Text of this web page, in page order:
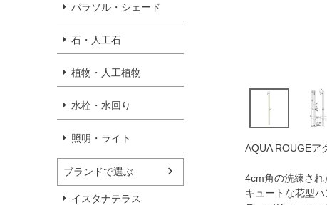
パラソル・シェード
石・人工石
植物・人工植物
水栓・水回り
照明・ライト
ブランドで選ぶ
イスタナテラス
AQUA ROUGEア
4cm角の洗練され
キュートな花型